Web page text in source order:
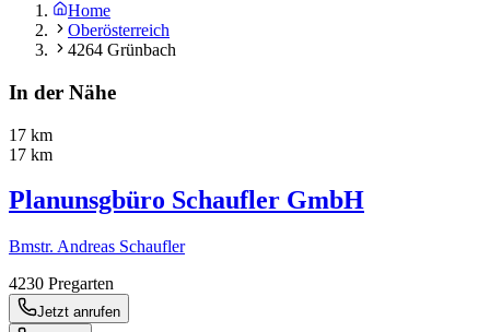
Home
Oberösterreich
4264 Grünbach
In der Nähe
17 km
17 km
Planunsgbüro Schaufler GmbH
Bmstr. Andreas Schaufler
4230 Pregarten
Jetzt anrufen